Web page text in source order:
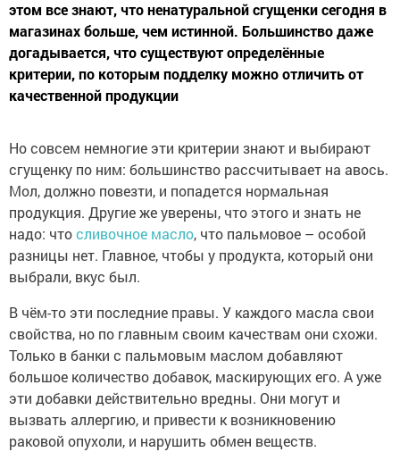
этом все знают, что ненатуральной сгущенки сегодня в
магазинах больше, чем истинной. Большинство даже
догадывается, что существуют определённые
критерии, по которым подделку можно отличить от
качественной продукции
Но совсем немногие эти критерии знают и выбирают
сгущенку по ним: большинство рассчитывает на авось.
Мол, должно повезти, и попадется нормальная
продукция. Другие же уверены, что этого и знать не
надо: чтосливочное масло, что пальмовое – особой
разницы нет. Главное, чтобы у продукта, который они
выбрали, вкус был.
В чём-то эти последние правы. У каждого масла свои
свойства, но по главным своим качествам они схожи.
Только в банки с пальмовым маслом добавляют
большое количество добавок, маскирующих его. А уже
эти добавки действительно вредны. Они могут и
вызвать аллергию, и привести к возникновению
раковой опухоли, и нарушить обмен веществ.